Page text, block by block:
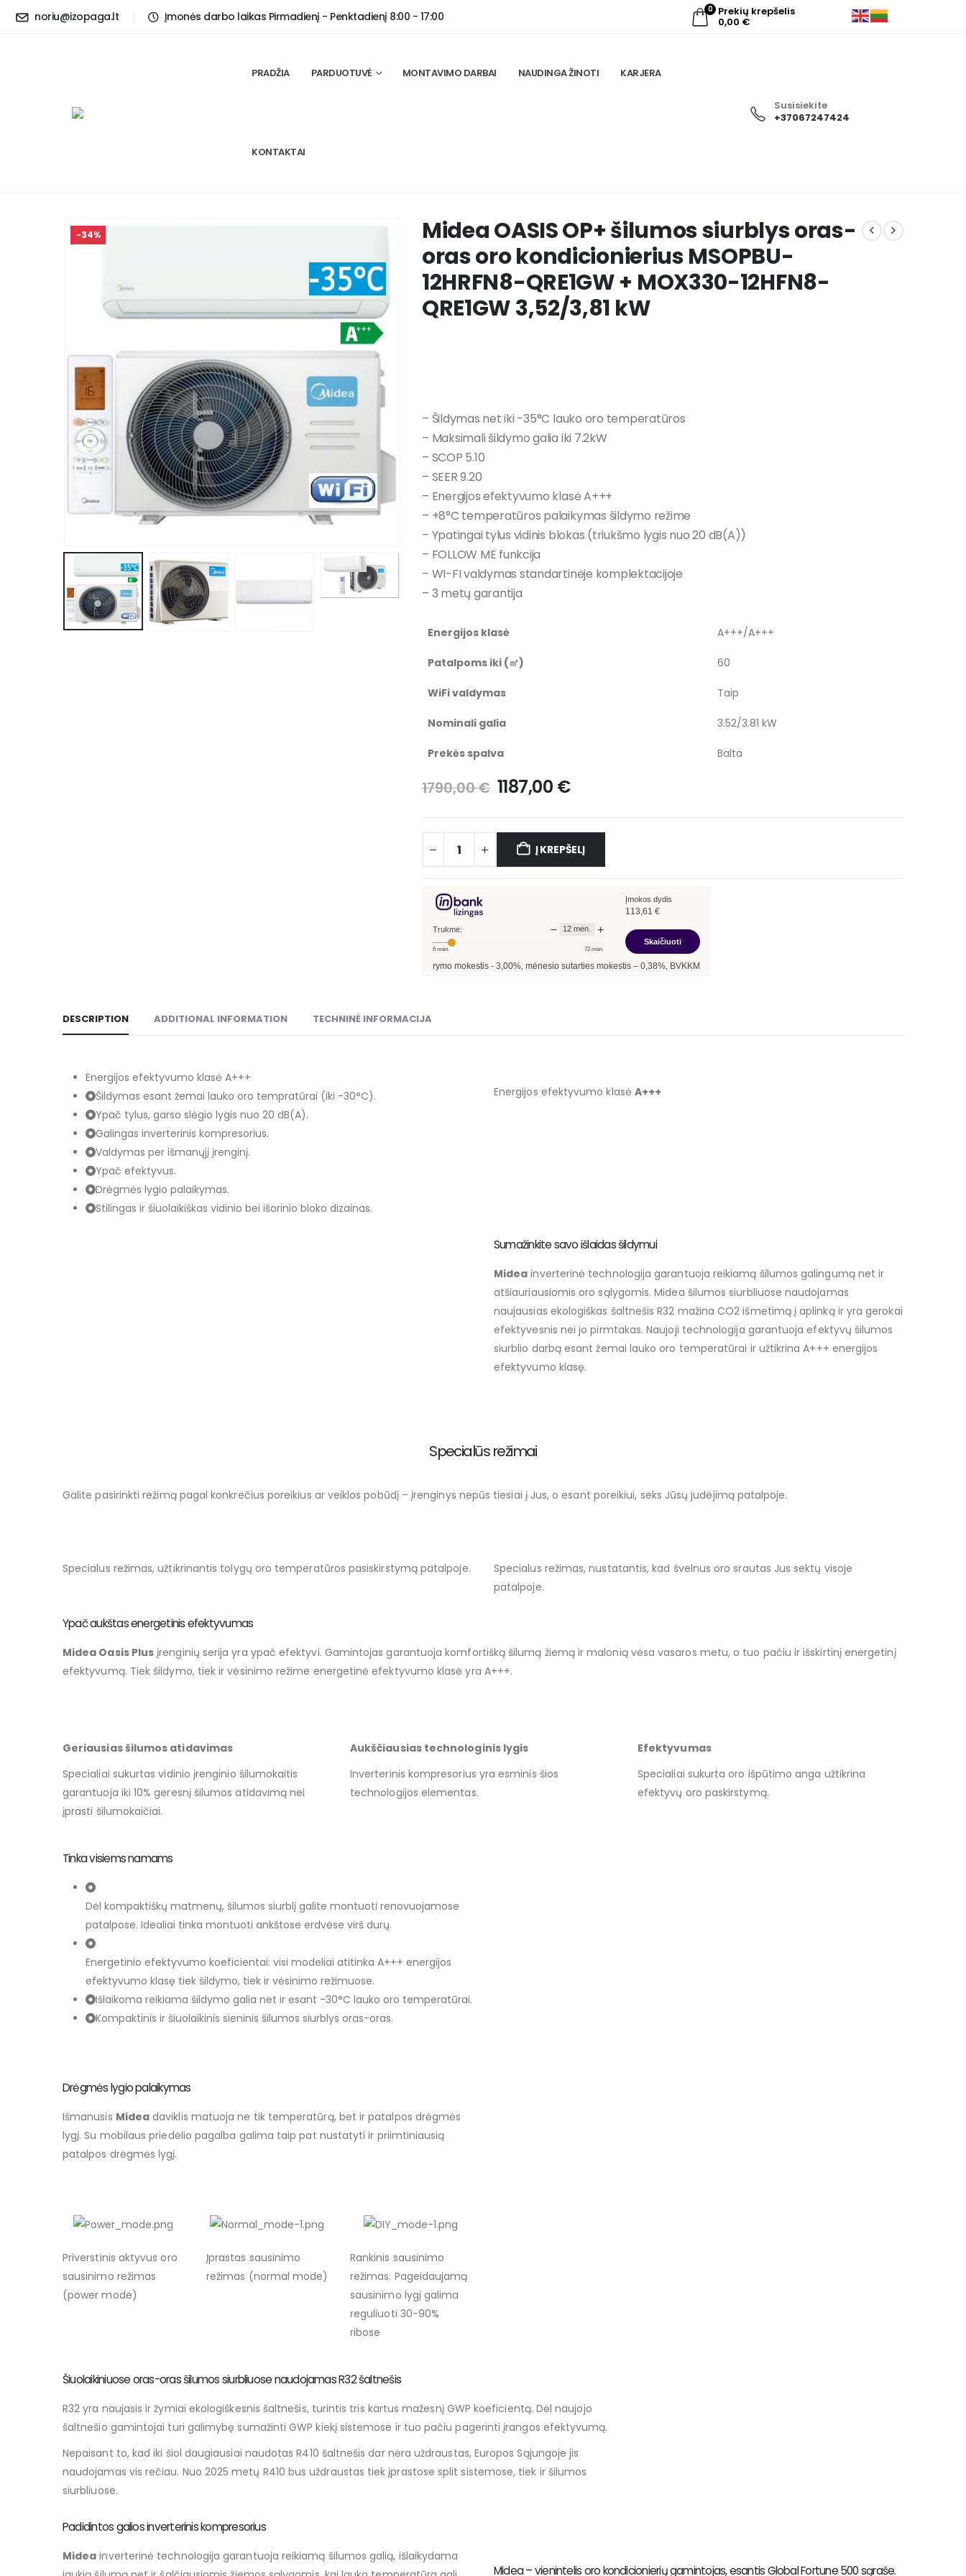
noriu@izopaga.lt Įmonės darbo laikas Pirmadienį - Penktadienį 8:00 - 17:00
0 Prekių krepšelis
0,00 €
PRADŽIA PARDUOTUVĖ MONTAVIMO DARBAI NAUDINGA ŽINOTI KARJERA
KONTAKTAI
Susisiekite
+37067247424
-34%
Midea OASIS OP+ šilumos siurblys oras-
oras oro kondicionierius MSOPBU-
12HRFN8-QRE1GW + MOX330-12HFN8-
QRE1GW 3,52/3,81 kW
– Šildymas net iki -35°C lauko oro temperatūros
– Maksimali šildymo galia iki 7.2kW
– SCOP 5.10
– SEER 9.20
– Energijos efektyvumo klasė A+++
– +8°C temperatūros palaikymas šildymo režime
– Ypatingai tylus vidinis blokas (triukšmo lygis nuo 20 dB(A))
– FOLLOW ME funkcija
– WI-FI valdymas standartinėje komplektacijoje
– 3 metų garantija
Energijos klasė A+++/A+++
Patalpoms iki (㎡) 60
WiFi valdymas Taip
Nominali galia 3.52/3.81 kW
Prekės spalva Balta
1790,00€ 1187,00 €
Į KREPŠELĮ
Trukmė: − 12 mėn. +
6mėn. 72mėn.
Įmokos dydis
113,61 €
Skaičiuoti
, sutarties sudarymo mokestis -3,00%, mėnesio sutarties mokestis –0,38 %, BVKKMN –29,78%, bendra mokėtina suma –
DESCRIPTION ADDITIONAL INFORMATION TECHNINĖ INFORMACIJA
Energijos efektyvumo klasė A+++
Šildymas esant žemai lauko oro tempratūrai (iki -30°C).
Ypač tylus, garso slėgio lygis nuo 20 dB(A).
Galingas inverterinis kompresorius.
Valdymas per išmanųjį įrenginį.
Ypač efektyvus.
Drėgmės lygio palaikymas.
Stilingas ir šiuolaikiškas vidinio bei išorinio bloko dizainas.
Energijos efektyvumo klasė A+++
Sumažinkite savo išlaidas šildymui
Midea inverterinė technologija garantuoja reikiamą šilumos galingumą net ir
atšiauriausiomis oro sąlygomis. Midea šilumos siurbliuose naudojamas
naujausias ekologiškas šaltnešis R32 mažina CO2 išmetimą į aplinką ir yra gerokai
efektyvesnis nei jo pirmtakas. Naujoji technologija garantuoja efektyvų šilumos
siurblio darbą esant žemai lauko oro temperatūrai ir užtikrina A+++ energijos
efektyvumo klasę.
Specialūs režimai
Galite pasirinkti režimą pagal konkrečius poreikius ar veiklos pobūdį – įrenginys nepūs tiesiai į Jus, o esant poreikiui, seks Jūsų judėjimą patalpoje.
Specialus režimas, užtikrinantis tolygų oro temperatūros pasiskirstymą patalpoje.
Specialus režimas, nustatantis, kad švelnus oro srautas Jus sektų visoje
patalpoje.
Ypač aukštas energetinis efektyvumas
Midea Oasis Plus įrenginių serija yra ypač efektyvi. Gamintojas garantuoja komfortišką šilumą žiemą ir malonią vėsa vasaros metu, o tuo pačiu ir išskirtinį energetinį
efektyvumą. Tiek šildymo, tiek ir vėsinimo režime energetinė efektyvumo klasė yra A+++.
Geriausias šilumos atidavimas
Specialiai sukurtas vidinio įrenginio šilumokaitis
garantuoja iki 10% geresnį šilumos atidavimą nei
įprasti šilumokaičiai.
Aukščiausias technologinis lygis
Inverterinis kompresorius yra esminis šios
technologijos elementas.
Efektyvumas
Specialiai sukurta oro išpūtimo anga užtikrina
efektyvų oro paskirstymą.
Tinka visiems namams
Dėl kompaktiškų matmenų, šilumos siurblį galite montuoti renovuojamose
patalpose. Idealiai tinka montuoti ankštose erdvėse virš durų.
Energetinio efektyvumo koeficientai: visi modeliai atitinka A+++ energijos
efektyvumo klasę tiek šildymo, tiek ir vėsinimo režimuose.
Išlaikoma reikiama šildymo galia net ir esant -30°C lauko oro temperatūrai.
Kompaktinis ir šiuolaikinis sieninis šilumos siurblys oras-oras.
Drėgmės lygio palaikymas
Išmanusis Midea daviklis matuoja ne tik temperatūrą, bet ir patalpos drėgmės
lygį. Su mobilaus priedėlio pagalba galima taip pat nustatyti ir priimtiniausią
patalpos drėgmės lygį.
Priverstinis aktyvus oro
sausinimo režimas
(power mode)
Įprastas sausinimo
režimas (normal mode)
Rankinis sausinimo
režimas. Pageidaujamą
sausinimo lygį galima
reguliuoti 30-90%
ribose
Šiuolaikiniuose oras-oras šilumos siurbliuose naudojamas R32 šaltnešis
R32 yra naujasis ir žymiai ekologiškesnis šaltnešis, turintis tris kartus mažesnį GWP koeficientą. Dėl naujojo
šaltnešio gamintojai turi galimybę sumažinti GWP kiekį sistemose ir tuo pačiu pagerinti įrangos efektyvumą.
Nepaisant to, kad iki šiol daugiausiai naudotas R410 šaltnešis dar nėra uždraustas, Europos Sąjungoje jis
naudojamas vis rečiau. Nuo 2025 metų R410 bus uždraustas tiek įprastose split sistemose, tiek ir šilumos
siurbliuose.
Padidintos galios inverterinis kompresorius
Midea inverterinė technologija garantuoja reikiamą šilumos galią, išlaikydama
Midea – vienintelis oro kondicionierių gamintojas, esantis Global Fortune 500 sąraše.